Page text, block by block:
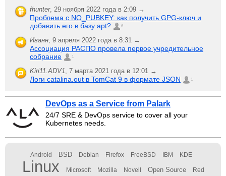
fhunter, 29 ноября 2022 года в 2:09 →
Проблема с NO_PUBKEY: как получить GPG-ключ и
добавить его в базу apt?
6
Иванн 9 апреля 2022 года в 8:31 →
Ассоциация РАСПО провела первое учредительное
собрание
1
Kiri11.ADV1 7 марта 2021 года в 12:01 →
Логи catalina.out в TomCat 9 в формате JSON 1
DevOps as a Service from Palark
24/7 SRE & DevOps service to cover all your
Kubernetes needs.
Android BSD Debian Firefox FreeBSD IBM KDE
Linux Microsoft Mozilla Novell Open Source Red